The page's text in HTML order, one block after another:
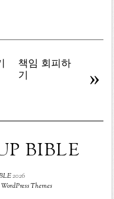
책임 회피하
기
»
BIBLE
2026
Themes